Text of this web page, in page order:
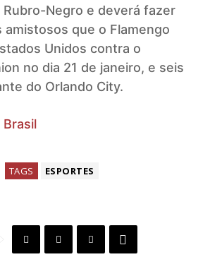
Negro e deverá fazer
amistosos que o Flamengo
Unidos contra o
no dia 21 de janeiro, e seis
do Orlando City.
Brasil
TAGS ESPORTES